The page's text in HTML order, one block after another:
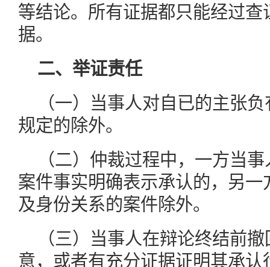
等结论。所有证据都只能经过
据。
二、举证责任
（一）当事人对自已的主张
规定的除外。
（二）仲裁过程中，一方当
案件事实明确表示承认的，另
及身份关系的案件除外。
（三）当事人在辩论终结前
意，或者有充分证据证明其承